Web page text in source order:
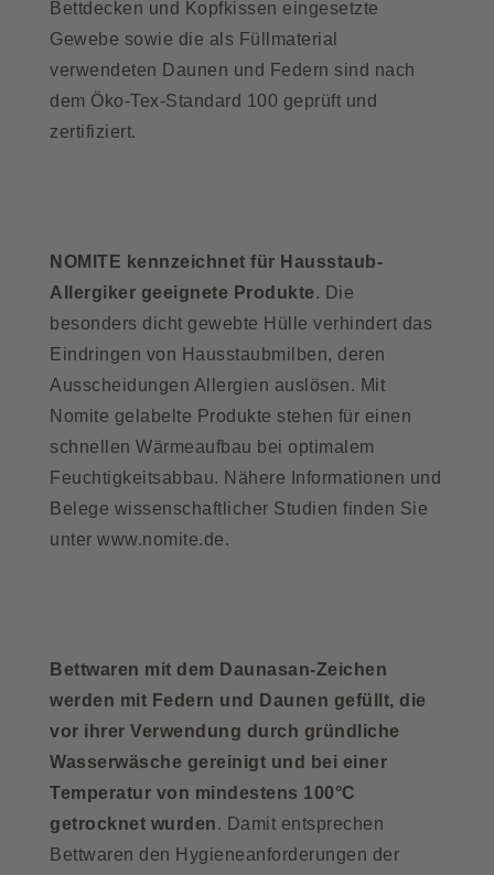
Bettdecken und Kopfkissen eingesetzte
Gewebe sowie die als Füllmaterial
verwendeten Daunen und Federn sind nach
dem Öko-Tex-Standard 100 geprüft und
zertifiziert.
NOMITE kennzeichnet für Hausstaub-
Allergiker geeignete Produkte. Die
besonders dicht gewebte Hülle verhindert das
Eindringen von Hausstaubmilben, deren
Ausscheidungen Allergien auslösen. Mit
Nomite gelabelte Produkte stehen für einen
schnellen Wärmeaufbau bei optimalem
Feuchtigkeitsabbau. Nähere Informationen und
Belege wissenschaftlicher Studien finden Sie
unter www.nomite.de.
Bettwaren mit dem Daunasan-Zeichen
werden mit Federn und Daunen gefüllt, die
vor ihrer Verwendung durch gründliche
Wasserwäsche gereinigt und bei einer
Temperatur von mindestens 100°C
getrocknet wurden. Damit entsprechen
Bettwaren den Hygieneanforderungen der